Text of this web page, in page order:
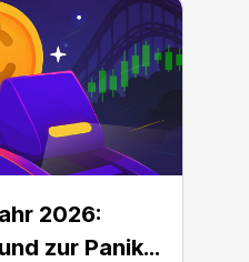
2026:
zur Panik